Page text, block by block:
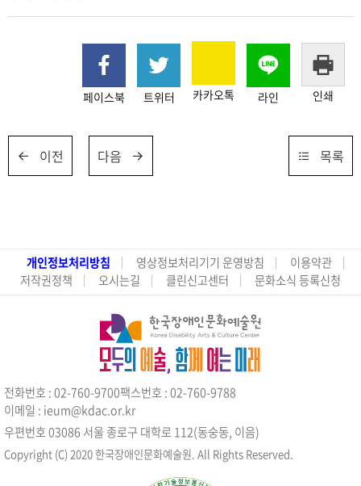
페이스북 트위터 카카오톡 라인 인쇄
이전 다음 목록
개인정보처리방침 영상정보처리기기 운영방침
이용약관
저작권정책
오시는길 클린신고센터 문화소식 등록신청
전화번호 : 02-760-9700팩스번호 : 02-760-9788
이메일 : ieum@kdac.or.kr
우편번호 03086 서울 종로구 대학로 112(동숭동, 이음)
Copyright (C) 2020 한국장애인문화예술원. All Rights Reserved.